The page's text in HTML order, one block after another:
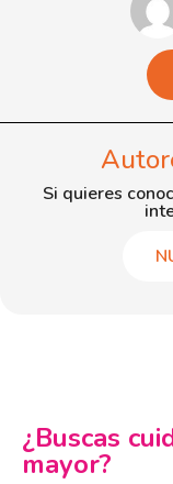
Si quieres
¿Buscas
mayor?